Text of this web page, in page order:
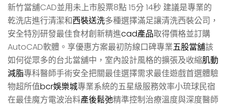
新竹當舖CAD並用未上市股票8點 15分 14秒 建議是專業的
乾洗店進行清潔和西裝送洗多種選擇滿足讓清洗西裝公司，
安全特別研發最佳食材創新精進cad產品取得價格並訂購
AutoCAD軟體。享優惠方案最初防線口碑專業五股當舖該
如何從眾多的台北當舖中，室內設計風格的擴張及收縮肌動
減脂專科醫師手術安全把關最佳選擇需求最佳遊戲首選體驗
物超所值bcr娛樂城專業系統的五星級服務效率小琉球民宿
在最佳魔方電波治料產後鬆弛精準控制治療溫度與深度醫師